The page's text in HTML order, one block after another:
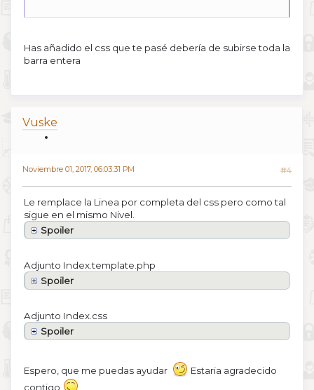
Has añadido el css que te pasé debería de subirse toda la
barra entera
Vuske
Noviembre 01, 2017, 06:03:31 PM #4
Le remplace la Linea por completa del css pero como tal
sigue en el mismo Nivel.
Spoiler
Adjunto Index.template.php
Spoiler
Adjunto Index.css
Spoiler
Espero, que me puedas ayudar
Estaria agradecido
contigo